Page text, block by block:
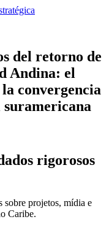
del retorno de
Andina: el
convergencia
rigorosos
sobre projetos, mídia e
Caribe.